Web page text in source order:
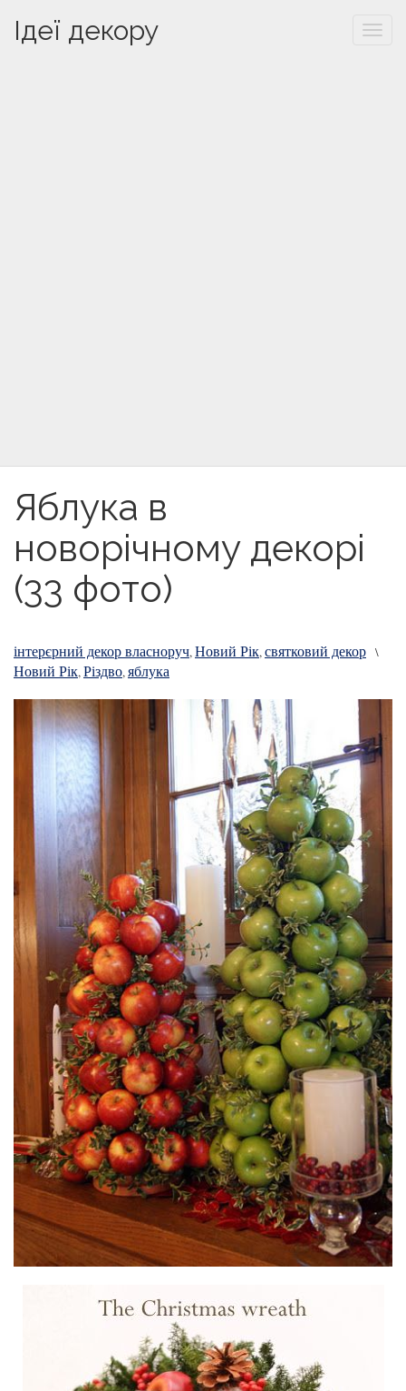
Ідеї декору
Яблука в
новорічному декорі
(33 фото)
інтерєрний декор власноруч,Новий Рік,святковий декор \
Новий Рік,Різдво,яблука